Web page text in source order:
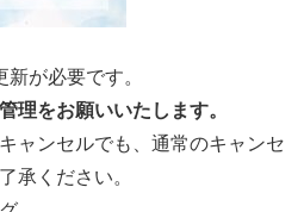
が必要です。
理をお願いいたします。
ャンセルでも、通常のキャンセ
承ください。